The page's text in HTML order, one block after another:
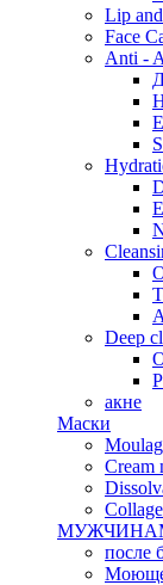
Lip
Face
Anti -
Deep
акне
Маски
Cream
после